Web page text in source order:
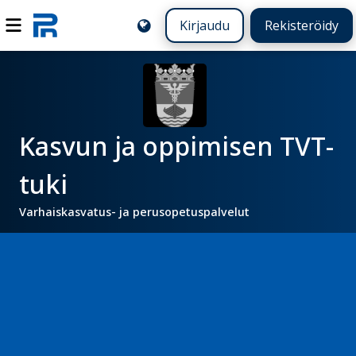
Kirjaudu Rekisteröidy
Kasvun ja oppimisen TVT-
tuki
Varhaiskasvatus- ja perusopetuspalvelut